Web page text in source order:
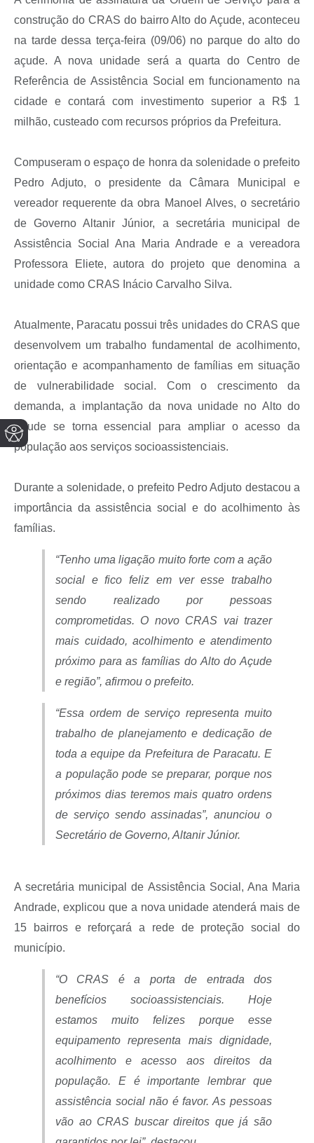
construção do CRAS do bairro Alto do Açude, aconteceu
na tarde dessa terça-feira (09/06) no parque do alto do
açude. A nova unidade será a quarta do Centro de
Referência de Assistência Social em funcionamento na
cidade e contará com investimento superior a R$ 1
milhão, custeado com recursos próprios da Prefeitura.
Compuseram o espaço de honra da solenidade o prefeito
Pedro Adjuto, o presidente da Câmara Municipal e
vereador requerente da obra Manoel Alves, o secretário
de Governo Altanir Júnior, a secretária municipal de
Assistência Social Ana Maria Andrade e a vereadora
Professora Eliete, autora do projeto que denomina a
unidade como CRAS Inácio Carvalho Silva.
Atualmente, Paracatu possui três unidades do CRAS que
desenvolvem um trabalho fundamental de acolhimento,
orientação e acompanhamento de famílias em situação
de vulnerabilidade social. Com o crescimento da
demanda, a implantação da nova unidade no Alto do
Açude se torna essencial para ampliar o acesso da
população aos serviços socioassistenciais.
Durante a solenidade, o prefeito Pedro Adjuto destacou a
importância da assistência social e do acolhimento às
famílias.
“Tenho uma ligação muito forte com a ação
social e fico feliz em ver esse trabalho
sendo realizado por pessoas
comprometidas. O novo CRAS vai trazer
mais cuidado, acolhimento e atendimento
próximo para as famílias do Alto do Açude
e região”, afirmou o prefeito.
“Essa ordem de serviço representa muito
trabalho de planejamento e dedicação de
toda a equipe da Prefeitura de Paracatu. E
a população pode se preparar, porque nos
próximos dias teremos mais quatro ordens
de serviço sendo assinadas”, anunciou o
Secretário de Governo, Altanir Júnior.
A secretária municipal de Assistência Social, Ana Maria
Andrade, explicou que a nova unidade atenderá mais de
15 bairros e reforçará a rede de proteção social do
município.
“O CRAS é a porta de entrada dos
benefícios socioassistenciais. Hoje
estamos muito felizes porque esse
equipamento representa mais dignidade,
acolhimento e acesso aos direitos da
população. E é importante lembrar que
assistência social não é favor. As pessoas
vão ao CRAS buscar direitos que já são